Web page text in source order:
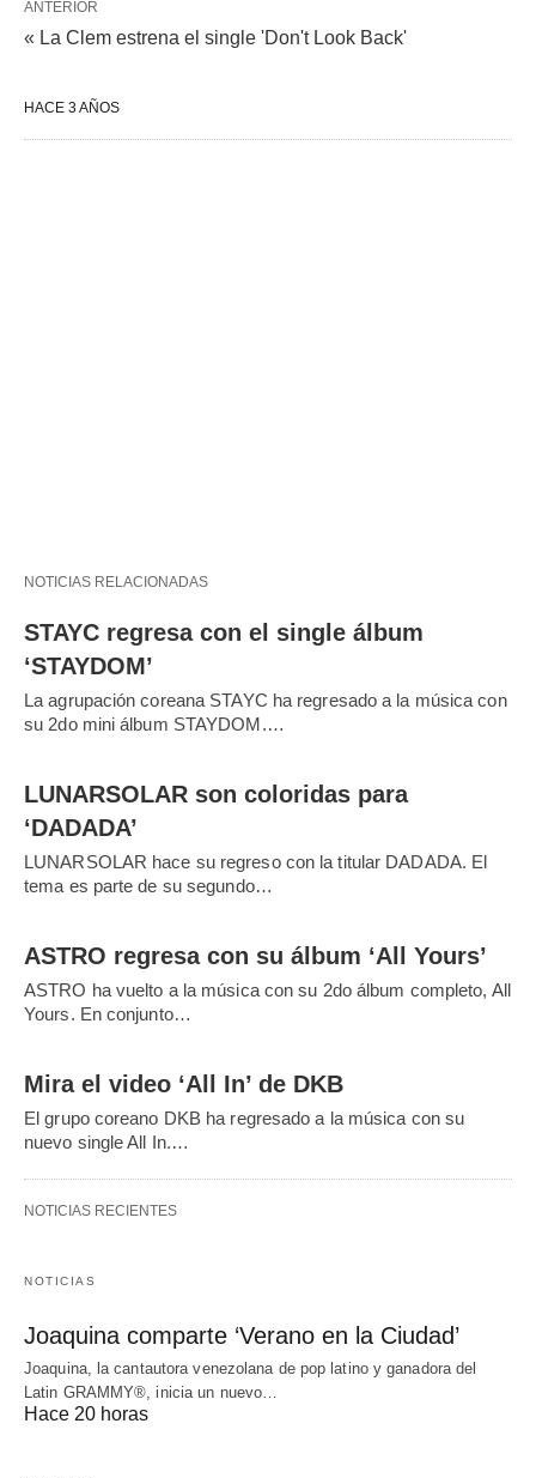
ANTERIOR
« La Clem estrena el single 'Don't Look Back'
HACE 3 AÑOS
NOTICIAS RELACIONADAS
STAYC regresa con el single álbum
‘STAYDOM’
La agrupación coreana STAYC ha regresado a la música con
su 2do mini álbum STAYDOM.…
LUNARSOLAR son coloridas para
‘DADADA’
LUNARSOLAR hace su regreso con la titular DADADA. El
tema es parte de su segundo…
ASTRO regresa con su álbum ‘All Yours’
ASTRO ha vuelto a la música con su 2do álbum completo, All
Yours. En conjunto…
Mira el video ‘All In’ de DKB
El grupo coreano DKB ha regresado a la música con su
nuevo single All In.…
NOTICIAS RECIENTES
NOTICIAS
Joaquina comparte ‘Verano en la Ciudad’
Joaquina, la cantautora venezolana de pop latino y ganadora del
Latin GRAMMY®, inicia un nuevo…
Hace 20 horas